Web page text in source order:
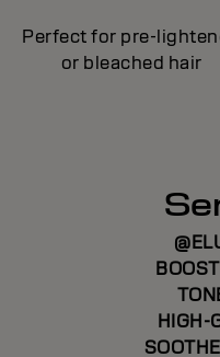
Perfect for pre-
or bleached hair
HIGH-